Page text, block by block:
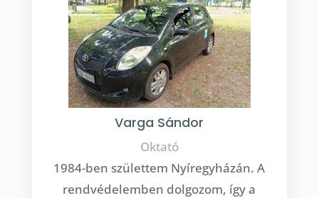
Varga Sándor
Oktató
1984-ben születtem Nyíregyházán. A
rendvédelemben dolgozom, így a